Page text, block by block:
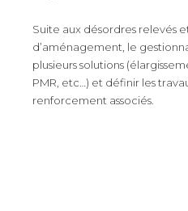
Suite aux désordres relevés
d’aménagement, le
plusieurs solutions
PMR, etc…) et définir les
renforcement associés.